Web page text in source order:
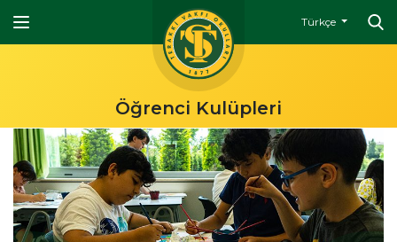
Türkçe
Öğrenci Kulüpleri